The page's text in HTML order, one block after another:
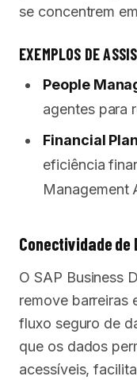
se concentrem
EXEMPLOS DE
People
agentes para
Financial
eficiência
Management
Conectividade de
O SAP Business
remove barreiras
fluxo seguro de
que os dados
acessíveis,